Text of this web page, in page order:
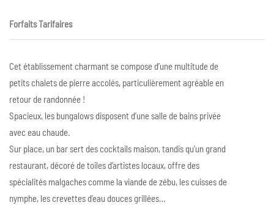
Forfaits Tarifaires
Cet établissement charmant se compose d’une multitude de
petits chalets de pierre accolés, particulièrement agréable en
retour de randonnée !
Spacieux, les bungalows disposent d’une salle de bains privée
avec eau chaude.
Sur place, un bar sert des cocktails maison, tandis qu’un grand
restaurant, décoré de toiles d’artistes locaux, offre des
spécialités malgaches comme la viande de zébu, les cuisses de
nymphe, les crevettes d’eau douces grillées…